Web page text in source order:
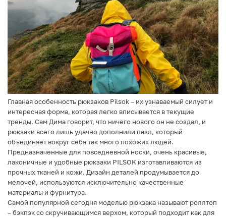
Главная особенность рюкзаков Pilsok – их узнаваемый силует и
интересная форма, которая легко вписывается в текущие
тренды. Сам Дима говорит, что ничего нового он не создал, и
рюкзаки всего лишь удачно дополнили пазл, который
объединяет вокруг себя так много похожих людей.
Предназначенные для повседневной носки, очень красивые,
лаконичные и удобные рюкзаки PILSOK изготавливаются из
прочных тканей и кожи. Дизайн деталей продумывается до
мелочей, используются исключительно качественные
материалы и фурнитура.
Самой популярной сегодня моделью рюкзака называют роллтоп
– бэкпэк со скручивающимся верхом, который подходит как для